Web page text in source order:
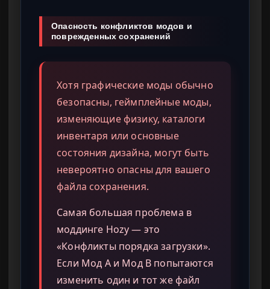
Опасность конфликтов модов и
поврежденных сохранений
Хотя графические моды обычно
безопасны, геймплейные моды,
изменяющие физику, каталоги
инвентаря или основные
состояния дизайна, могут быть
невероятно опасны для вашего
файла сохранения.
Самая большая проблема в
моддинге Hozy — это
«Конфликты порядка загрузки».
Если Мод A и Мод B попытаются
изменить один и тот же файл